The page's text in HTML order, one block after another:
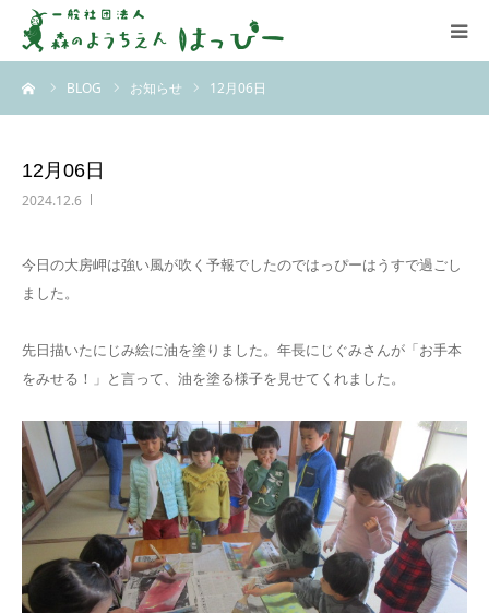
BLOG お知らせ 12月06日
12月06日
2024.12.6
今日の大房岬は強い風が吹く予報でしたのではっぴーはうすで過ごし
ました。
先日描いたにじみ絵に油を塗りました。年長にじぐみさんが「お手本
をみせる！」と言って、油を塗る様子を見せてくれました。
はっぴーについて
アクセス